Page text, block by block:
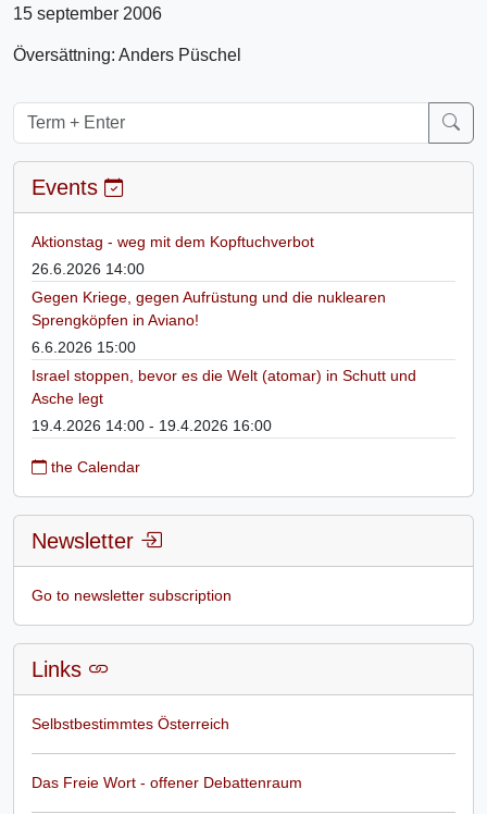
15 september 2006
Översättning: Anders Püschel
Events
Aktionstag - weg mit dem Kopftuchverbot
26.6.2026 14:00
Gegen Kriege, gegen Aufrüstung und die nuklearen
Sprengköpfen in Aviano!
6.6.2026 15:00
Israel stoppen, bevor es die Welt (atomar) in Schutt und
Asche legt
19.4.2026 14:00 - 19.4.2026 16:00
the Calendar
Newsletter
Go to newsletter subscription
Links
Selbstbestimmtes Österreich
Das Freie Wort - offener Debattenraum